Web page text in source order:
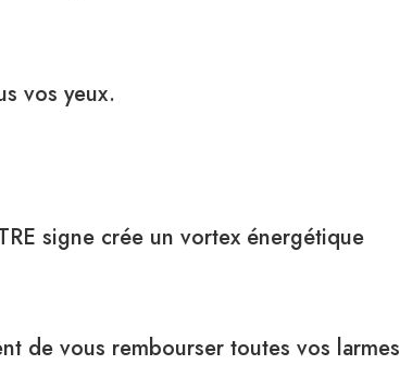
vos yeux.
signe crée un vortex énergétique
de vous rembourser toutes vos larmes